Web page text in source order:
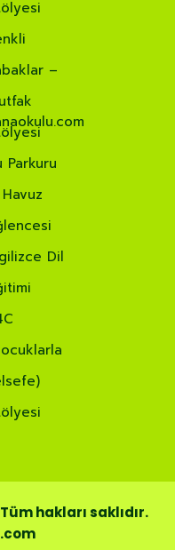
–
Parkuru
Dil
hakları saklıdır.